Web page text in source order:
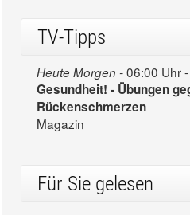
TV-Tipps
Heute Morgen -06:00 Uhr
Gesundheit! - Übungen
Rückenschmerzen
Magazin
Für Sie gelesen